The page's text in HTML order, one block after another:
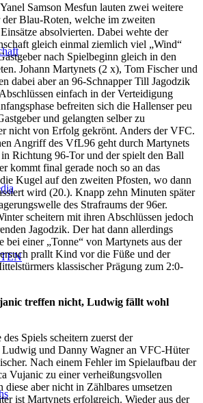
Samson Mesfun lauten zwei weitere
Blau-Roten, welche im zweiten
absolvierten. Dabei wehte der
gleich einmal ziemlich viel „Wind“
nach Spielbeginn gleich in den
Johann Martynets (2 x), Tom Fischer und
dabei aber an 96-Schnapper Till Jagodzik
einfach in der Verteidigung
befreiten sich die Hallenser peu
und gelangten selber zu
nicht von Erfolg gekrönt. Anders der VFC.
Angriff des VfL96 geht durch Martynets
Richtung 96-Tor und der spielt den Ball
kommt final gerade noch so an das
Kugel auf den zweiten Pfosten, wo dann
wird (20.). Knapp zehn Minuten später
des Strafraums der 96er.
scheitern mit ihren Abschlüssen jedoch
Jagodzik. Der hat dann allerdings
bei einer „Tonne“ von Martynets aus der
prallt Kind vor die Füße und der
klassischer Prägung zum 2:0-
treffen nicht, Ludwig fällt wohl
Spiels scheitern zuerst der
Ludwig und Danny Wagner an VFC-Hüter
Nach einem Fehler im Spielaufbau der
Vujanic zu einer verheißungsvollen
diese aber nicht in Zählbares umsetzen
ist Martynets erfolgreich. Wieder aus der